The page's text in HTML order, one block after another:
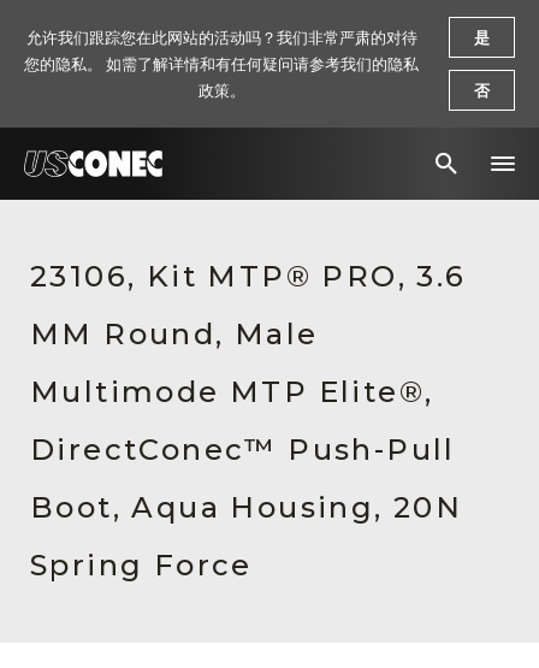
解决方案
产品
资源
关于我们
23106, Kit MTP® PRO, 3.6
MM Round, Male
Multimode MTP Elite®,
DirectConec™ Push-Pull
Boot, Aqua Housing, 20N
Spring Force
允许我们跟踪您在此网站的活动吗？我们非常严肃的对待
您的隐私。 如需了解详情和有任何疑问请参考我们的隐私
政策。
是
否